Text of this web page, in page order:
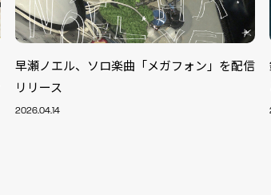
早瀬ノエル、ソロ楽曲「メガフォン」を配信
リリース
2026.04.14